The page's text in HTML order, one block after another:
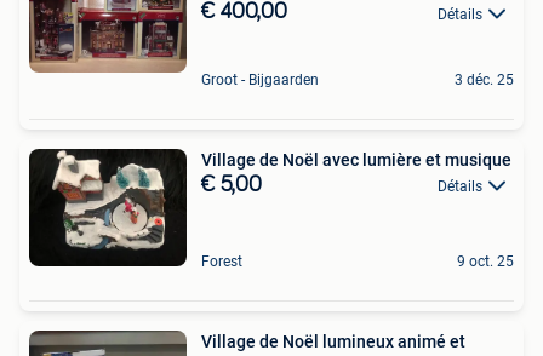
€ 400,00 Détails
Groot - Bijgaarden 3 déc. 25
Village de Noël avec lumière et musique
€ 5,00 Détails
Forest 9 oct. 25
Village de Noël lumineux animé et